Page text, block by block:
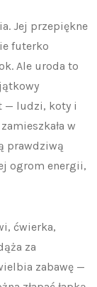
Jej przepiękne
futerko
Ale uroda to
— ludzi, koty i
w
prawdziwą
ogrom energii,
ćwierka,
za
zabawę —